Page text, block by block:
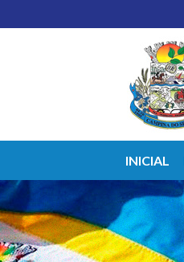
INICIAL